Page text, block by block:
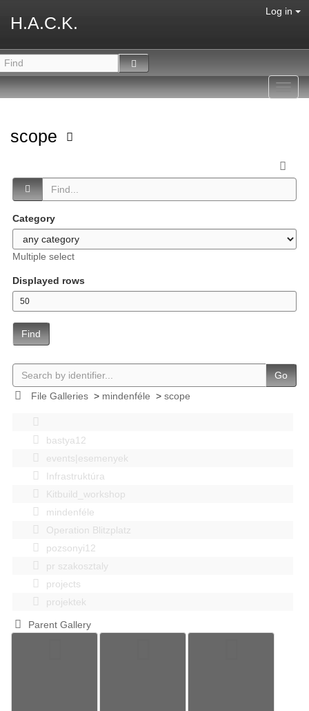
H.A.C.K.
Log in
scope
Category
Multiple select
Displayed rows
Find
Go
File Galleries> mindenféle > scope
bastya12
events|esemenyek
Infrastruktúra
Kitbuild_workshop
mindenféle
Operation Blitzplatz
pozsonyi12
pr szakosztaly
projects
projektek
Parent Gallery